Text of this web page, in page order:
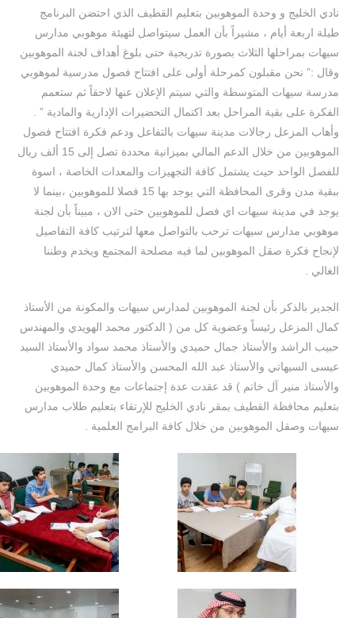
نادي الخليج و وحدة الموهوبين بتعليم القطيف الذي احتضن البرنامج
طيلة اربعة أيام ، مشيراً بأن العمل سيتواصل لتهيئة موهوبي مدارس
سيهات بمراحلها الثلاث بصورة تدريجية حتى بلوغ أهداف لجنة الموهوبين
وقال :” نحن مقبلون كمرحلة أولى على افتتاح فصول مدرسية لموهوبي
مدرسة سيهات المتوسطة والتي سيتم الإعلان عنها لاحقاً ثم ستعمم
الفكرة على بقية المراحل بعد اكتمال التحضيرات الإدارية والمادية ” .
وأهاب المزعل رجالات مدينة سيهات بالتفاعل ودعم فكرة افتتاح فصول
الموهوبين من خلال الدعم المالي بميزانية محددة تصل إلى 15 ألف ريال
للفصل الواحد حيث يشتمل كافة التجهيزات والمعدات الخاصة ، اسوة
ببقية مدن وقرى المحافظة التي يوجد بها 15 فصلا للموهوبين ،بينما لا
يوجد في مدينة سيهات اي فصل للموهوبين حتى الان ، مبيناً بأن لجنة
موهوبي مدارس سيهات ترحب بالتواصل معها لترتيب كافة التفاصيل
لإنجاح فكرة صقل الموهوبين لما فيه مصلحة المجتمع ويخدم وطننا
الغالي .
الجدير بالذكر بأن لجنة الموهوبين لمدارس سيهات والمكونة من الأستاذ
كمال المزعل رئيساً وعضوية كل من ( الدكتور محمد الهويدي والمهندس
حبيب الراشد والأستاذ جمال حميدي والأستاذ محمد سواد والأستاذ السيد
عيسى السيهاتي والأستاذ عبد الله المحسن والأستاذ كمال حميدي
والأستاذ منير آل خاتم ) قد عقدت عدة إجتماعات مع وحدة الموهوبين
بتعليم محافظة القطيف بمقر نادي الخليج للإرتقاء بتعليم طلاب مدارس
سيهات وصقل الموهوبين من خلال كافة البرامج العلمية .